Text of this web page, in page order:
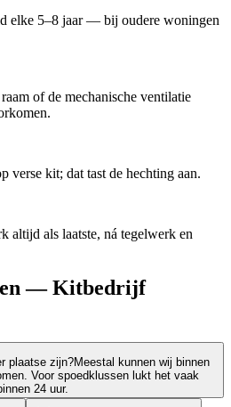
elke 5–8 jaar — bij oudere woningen
of de mechanische ventilatie
verse kit; dat tast de hechting aan.
altijd als laatste, ná tegelwerk en
— Kitbedrijf
plaatse zijn?Meestal kunnen wij binnen
Voor spoedklussen lukt het vaak
24 uur.